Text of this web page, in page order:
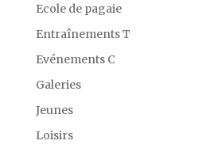
Ecole de pagaie
Entraînements T
Evénements C
Galeries
Jeunes
Loisirs